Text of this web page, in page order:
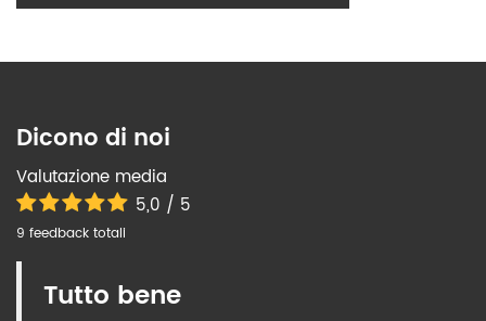
Dicono di noi
Valutazione media
5,0 / 5
9 feedback totali
Tutto bene